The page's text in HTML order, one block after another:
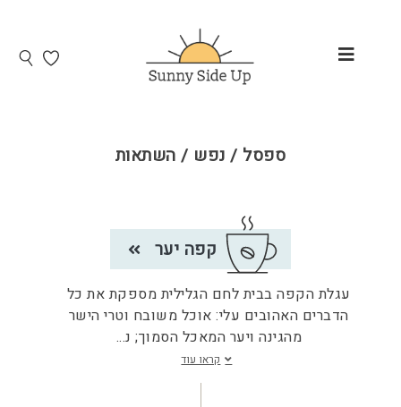
ספסל / נפש / השתאות
קפה יער
עגלת הקפה בבית לחם הגלילית מספקת את כל
הדברים האהובים עלי: אוכל משובח וטרי הישר
מהגינה ויער המאכל הסמוך; נ...
קראו עוד